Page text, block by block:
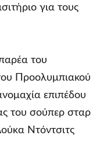
για τους
του
Προολυμπιακού
επιπέδου
του σούπερ σταρ
Ντόντσιτς